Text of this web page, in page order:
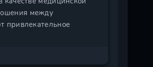
между
привлекательное